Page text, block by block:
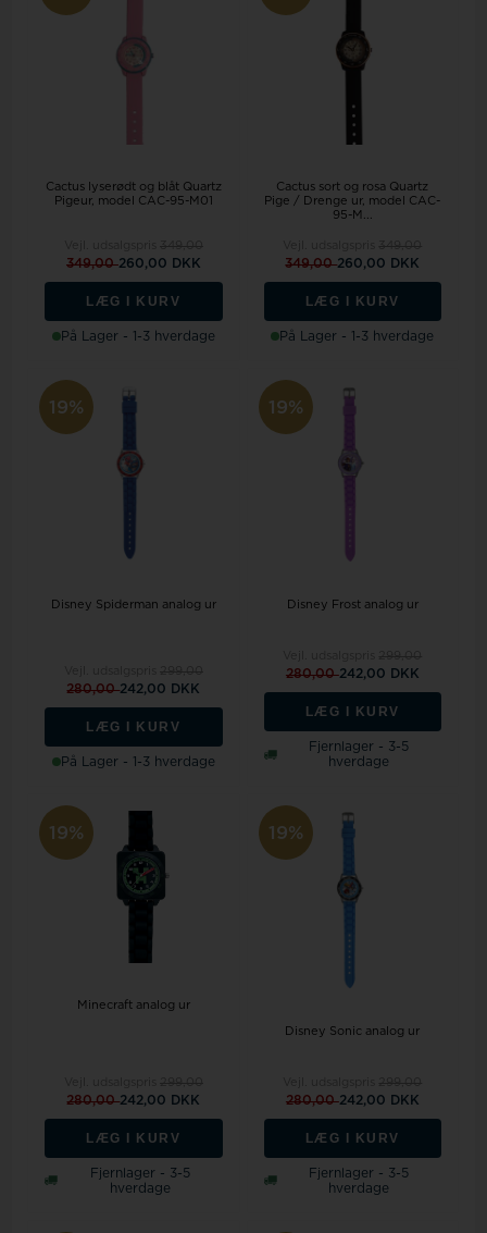
Cactus lyserødt og blåt Quartz
Pigeur, model CAC-95-M01
349,00260,00 DKK
LÆG I KURV
På Lager - 1-3 hverdage
Cactus sort og rosa Quartz
Pige / Drenge ur, model CAC-
95-M...
349,00260,00 DKK
LÆG I KURV
På Lager - 1-3 hverdage
19%
Disney Spiderman analog ur
280,00242,00 DKK
LÆG I KURV
På Lager - 1-3 hverdage
19%
Disney Frost analog ur
280,00242,00 DKK
LÆG I KURV
Fjernlager - 3-5
hverdage
19%
Minecraft analog ur
280,00242,00 DKK
LÆG I KURV
Fjernlager - 3-5
hverdage
19%
Disney Sonic analog ur
280,00242,00 DKK
LÆG I KURV
Fjernlager - 3-5
hverdage